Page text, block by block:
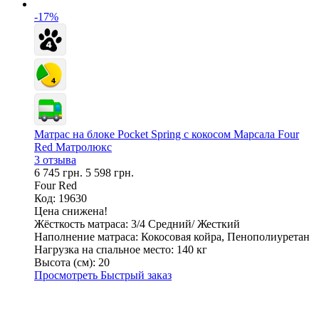
-17%
Матрас на блоке Pocket Spring с кокосом Марсала Four
Red Матролюкс
3 отзыва
6 745 грн. 5 598 грн.
Four Red
Код: 19630
Цена снижена!
Жёсткость матраса: 3/4 Средний/ Жесткий
Наполнение матраса: Кокосовая койра, Пенополиуретан
Нагрузка на спальное место: 140 кг
Высота (см): 20
Просмотреть Быстрый заказ